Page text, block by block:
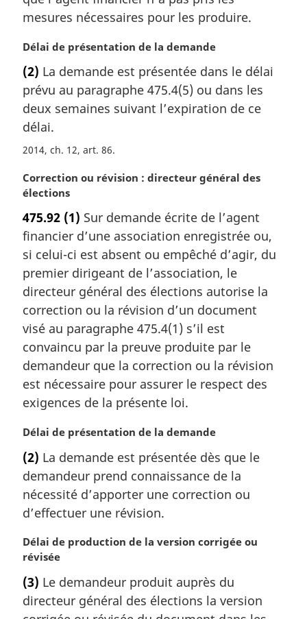
mesures nécessaires pour les produire.
N
t
e
m
a
g
n
a
l
:
Délai de présentation de la demande
(2) La demande est présentée dans le délai
prévu au paragraphe 475.4(5) ou dans les
deux semaines suivant l’expiration de ce
délai.
2014, ch. 12, art. 86
N
o
e
m
a
r
g
i
n
a
l
e
:
Correction ou révision : directeur général des
élections
475.92 (1) Sur demande écrite de l’agent
financier d’une association enregistrée ou,
si celui-ci est absent ou empêché d’agir, du
premier dirigeant de l’association, le
directeur général des élections autorise la
correction ou la révision d’un document
visé au paragraphe 475.4(1) s’il est
convaincu par la preuve produite par le
demandeur que la correction ou la révision
est nécessaire pour assurer le respect des
exigences de la présente loi.
N
t
e
m
a
g
i
a
l
Délai de présentation de la demande
(2) La demande est présentée dès que le
demandeur prend connaissance de la
nécessité d’apporter une correction ou
d’effectuer une révision.
N
o
e
m
Délai de production de la version corrigée ou
révisée
(3) Le demandeur produit auprès du
directeur général des élections la version